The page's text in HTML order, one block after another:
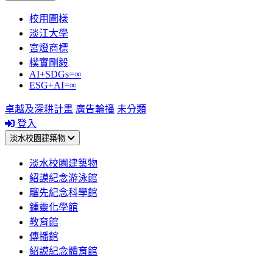
校用圖樣
淡江大學
宮燈商標
樸實剛毅
AI+SDGs=∞
ESG+AI=∞
卓越及深耕計畫 廣告輪播 未分類
登入
淡水校園建築物
淡水校園建築物
紹謨紀念游泳館
騮先紀念科學館
鍾靈化學館
教育館
傳播館
紹謨紀念體育館